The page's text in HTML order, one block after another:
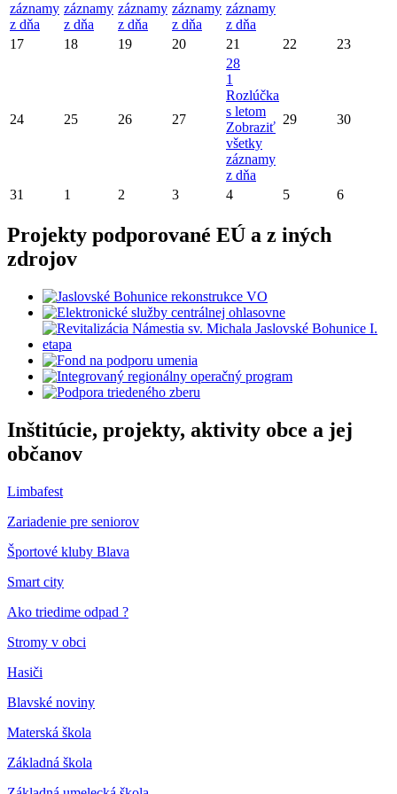
záznamy
z dňa
záznamy
z dňa
záznamy
z dňa
záznamy
z dňa
záznamy
z dňa
17 18 19 20 21 22 23
24 25 26 27
28
1
Rozlúčka
s letom
Zobraziť
všetky
záznamy
z dňa
29 30
31 1 2 3 4 5 6
Projekty podporované EÚ a z iných
zdrojov
Inštitúcie, projekty, aktivity obce a jej
občanov
Limbafest
Zariadenie pre seniorov
Športové kluby Blava
Smart city
Ako triedime odpad ?
Stromy v obci
Hasiči
Blavské noviny
Materská škola
Základná škola